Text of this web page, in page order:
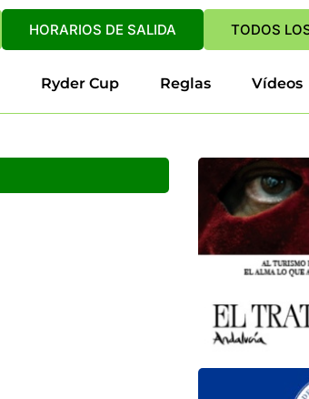
HORARIOS DE SALIDA TODOS
Ryder Cup Reglas Vídeos